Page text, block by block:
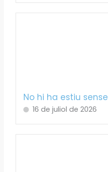
No hi ha estiu
16 de juliol de 2026